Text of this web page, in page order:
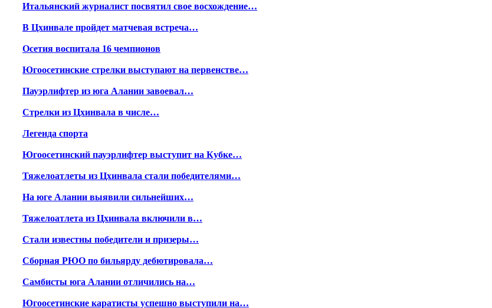
Итальянский журналист посвятил свое восхождение…
В Цхинвале пройдет матчевая встреча…
Осетия воспитала 16 чемпионов
Югоосетинские стрелки выступают на первенстве…
Пауэрлифтер из юга Алании завоевал…
Стрелки из Цхинвала в числе…
Легенда спорта
Югоосетинский пауэрлифтер выступит на Кубке…
Тяжелоатлеты из Цхинвала стали победителями…
На юге Алании выявили сильнейших…
Тяжелоатлета из Цхинвала включили в…
Стали известны победители и призеры…
Сборная РЮО по бильярду дебютировала…
Самбисты юга Алании отличились на…
Югоосетинские каратисты успешно выступили на…